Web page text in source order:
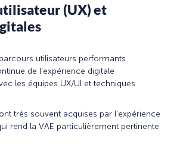
(UX) et
utilisateurs performants
de l’expérience digitale
les équipes UX/UI et techniques
très souvent acquises par l’expérience
rend la VAE particulièrement pertinente